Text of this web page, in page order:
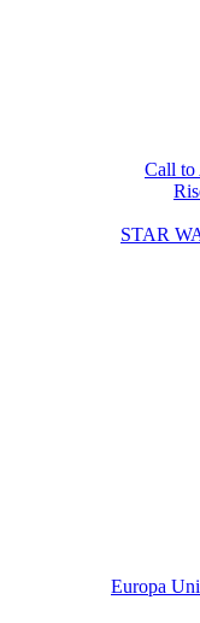
Call to
STAR
Europa